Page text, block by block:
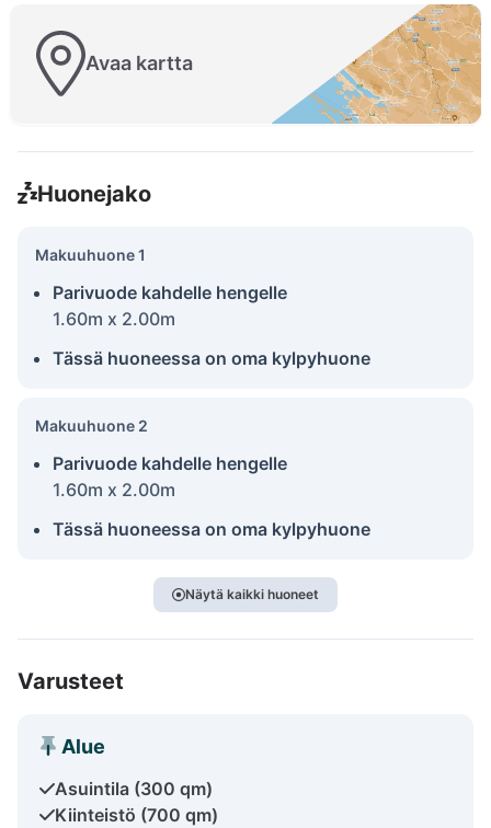
Avaa kartta
Huonejako
Makuuhuone 1
Parivuode kahdelle hengelle
1.60m x 2.00m
Tässä huoneessa on oma kylpyhuone
Makuuhuone 2
Parivuode kahdelle hengelle
1.60m x 2.00m
Tässä huoneessa on oma kylpyhuone
Näytä kaikki huoneet
Varusteet
Alue
Asuintila (300 qm)
Kiinteistö (700 qm)